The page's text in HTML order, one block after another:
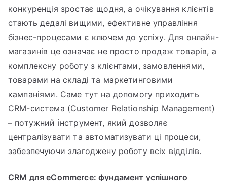
конкуренція зростає щодня, а очікування клієнтів
стають дедалі вищими, ефективне управління
бізнес-процесами є ключем до успіху. Для онлайн-
магазинів це означає не просто продаж товарів, а
комплексну роботу з клієнтами, замовленнями,
товарами на складі та маркетинговими
кампаніями. Саме тут на допомогу приходить
CRM-система (Customer Relationship Management)
– потужний інструмент, який дозволяє
централізувати та автоматизувати ці процеси,
забезпечуючи злагоджену роботу всіх відділів.
CRM для eCommerce: фундамент успішного